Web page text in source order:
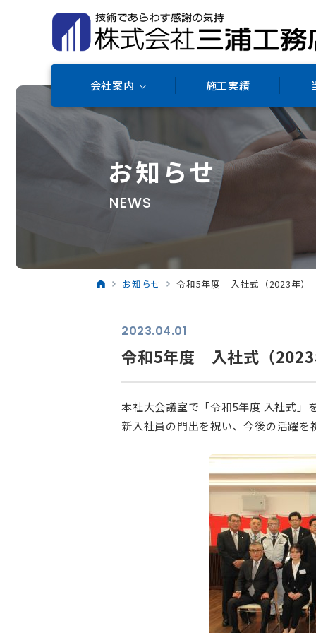
会社案内 施工実績
お知らせ
NEWS
お知らせ 令和5年度 入社式（2023年）
2023.04.01
令和5年度 入社式（
本社大会議室で「令和5年度 入社式」
新入社員の門出を祝い、今後の活躍を